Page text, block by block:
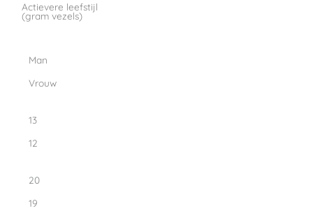
Actievere leefstijl
(gram vezels)
Man
Vrouw
13
12
20
19